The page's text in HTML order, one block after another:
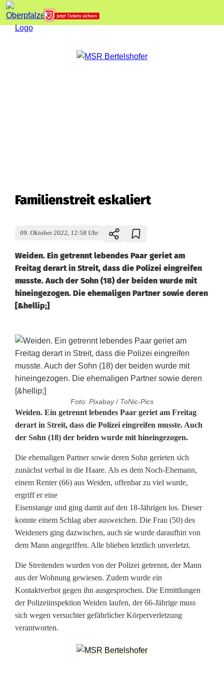
Familienstreit eskaliert
09. Oktober 2022, 12:58 Uhr
Weiden. Ein getrennt lebendes Paar geriet am
Freitag derart in Streit, dass die Polizei eingreifen
musste. Auch der Sohn (18) der beiden wurde mit
hineingezogen. Die ehemaligen Partner sowie deren
[&hellip;]
Foto: Pixabay / ToNic-Pics
F
a
m
i
l
i
e
n
s
t
r
e
Weiden. Ein getrennt lebendes Paar geriet am Freitag
derart in Streit, dass die Polizei eingreifen musste. Auch
der Sohn (18) der beiden wurde mit hineingezogen.
Die ehemaligen Partner sowie deren Sohn gerieten sich
zunächst verbal in die Haare. Als es dem Noch-Ehemann,
einem Renter (66) aus Weiden, offenbar zu viel wurde,
ergriff er eine
Eisenstange und ging damit auf den 18-Jährigen los. Dieser
konnte einem Schlag aber ausweichen. Die Frau (50) des
Weideners ging dazwischen, auch sie wurde daraufhin von
dem Mann angegriffen. Alle blieben letztlich unverletzt.
Die Streitenden wurden von der Polizei getrennt, der Mann
aus der Wohnung gewiesen. Zudem wurde ein
Kontaktverbot gegen ihn ausgesprochen. Die Ermittlungen
der Polizeiinspektion Weiden laufen, der 66-Jährige muss
sich wegen versuchter gefährlicher Körperverletzung
verantworten.